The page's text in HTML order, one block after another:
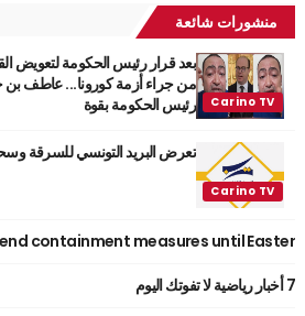
منشورات شائعة
بعد قرار رئيس الحكومة لتعويض
من جراء أزمة كورونا... عاطف بن
رئيس الحكومة بقوة
تعرض البريد التونسي للسرقة
containment measures until Easter
7 أخبار رياضية لا تفوتك اليوم